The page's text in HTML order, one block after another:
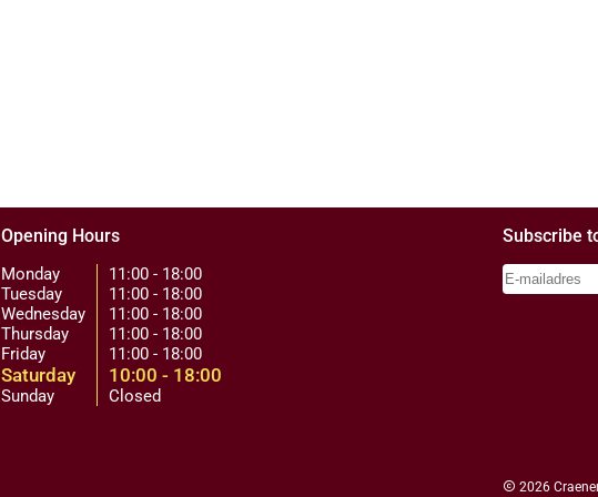
Opening Hours
Monday
Tuesday
Wednesday
Thursday
Friday
Saturday
Sunday
11:00 - 18:00
11:00 - 18:00
11:00 - 18:00
11:00 - 18:00
11:00 - 18:00
10:00 - 18:00
Closed
Subscribe
copyright 2026